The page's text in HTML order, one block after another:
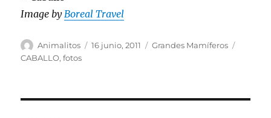
Image byBoreal Travel
Autor
Animalitos
Publicado
16 junio, 2011 Categorías
Grandes Mamíferos
CABALLO,fotos